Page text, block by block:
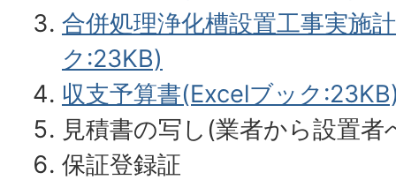
合併処理浄化槽設置工事実施
ク:23KB)
収支予算書(Excelブック
見積書の写し(業者から設置者
保証登録証